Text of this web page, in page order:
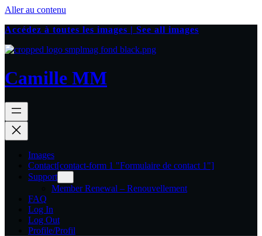
Aller au contenu
Accédez à toutes les images | See all images
Camille MM
Images
Contact[contact-form 1 "Formulaire de contact 1"]
Support
Member Renewal – Renouvellement
FAQ
Log In
Log Out
Profile/Profil